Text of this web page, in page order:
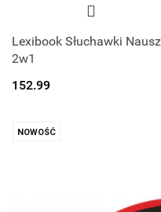
Lexibook Słuchawki
2w1
152.99
NOWOŚĆ